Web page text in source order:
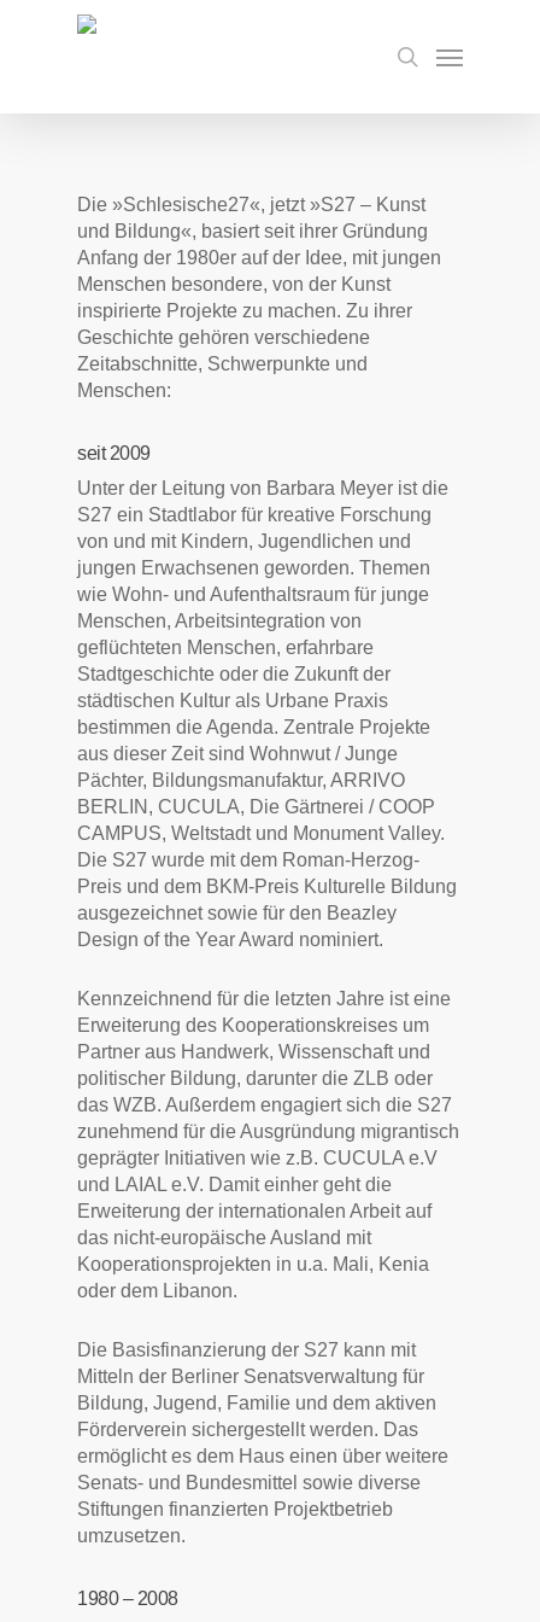
search
Menu
Die »Schlesische27«, jetzt »S27 – Kunst
und Bildung«, basiert seit ihrer Gründung
Anfang der 1980er auf der Idee, mit jungen
Menschen besondere, von der Kunst
inspirierte Projekte zu machen. Zu ihrer
Geschichte gehören verschiedene
Zeitabschnitte, Schwerpunkte und
Menschen:
seit 2009
Unter der Leitung von Barbara Meyer ist die
S27 ein Stadtlabor für kreative Forschung
von und mit Kindern, Jugendlichen und
jungen Erwachsenen geworden. Themen
wie Wohn- und Aufenthaltsraum für junge
Menschen, Arbeitsintegration von
geflüchteten Menschen, erfahrbare
Stadtgeschichte oder die Zukunft der
städtischen Kultur als Urbane Praxis
bestimmen die Agenda. Zentrale Projekte
aus dieser Zeit sind Wohnwut / Junge
Pächter, Bildungsmanufaktur, ARRIVO
BERLIN, CUCULA, Die Gärtnerei / COOP
CAMPUS, Weltstadt und Monument Valley.
Die S27 wurde mit dem Roman-Herzog-
Preis und dem BKM-Preis Kulturelle Bildung
ausgezeichnet sowie für den Beazley
Design of the Year Award nominiert.
Kennzeichnend für die letzten Jahre ist eine
Erweiterung des Kooperationskreises um
Partner aus Handwerk, Wissenschaft und
politischer Bildung, darunter die ZLB oder
das WZB. Außerdem engagiert sich die S27
zunehmend für die Ausgründung migrantisch
geprägter Initiativen wie z.B. CUCULA e.V
und LAIAL e.V. Damit einher geht die
Erweiterung der internationalen Arbeit auf
das nicht-europäische Ausland mit
Kooperationsprojekten in u.a. Mali, Kenia
oder dem Libanon.
Die Basisfinanzierung der S27 kann mit
Mitteln der Berliner Senatsverwaltung für
Bildung, Jugend, Familie und dem aktiven
Förderverein sichergestellt werden. Das
ermöglicht es dem Haus einen über weitere
Senats- und Bundesmittel sowie diverse
Stiftungen finanzierten Projektbetrieb
umzusetzen.
1980 – 2008